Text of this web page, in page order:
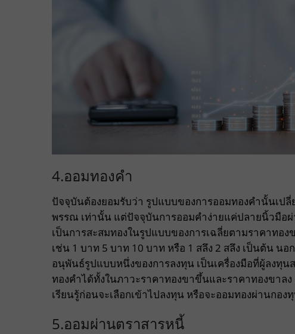
4.ออมทองคำ
ปัจจุบันต้องยอมรับว่า รูปแบบของการออมทองคำนั้นเป
พรรณ เท่านั้น แต่ปัจจุบันการออมคำง่ายแค่ปลายนิ้วมือ
เป็นการสะสมทองในรูปแบบของการเฉลี่ยตามราคาท
เช่น 1 บาท 5 บาท 10 บาท หรือ 1 สลึง 2 สลึง เป็นต้น น
อนุพันธ์รูปแบบหนึ่งของการลงทุน เป็นเครื่องมือที่ผู้ลงทุ
ทองคำได้ทั้งในภาวะราคาทองขาขึ้นและราคาทองขาล
เรียนรู้ก่อนจะเลือกเข้าไปลงทุน หรือจะออมทองผ่านกอ
5.ออมผ่านตราสารหนี้